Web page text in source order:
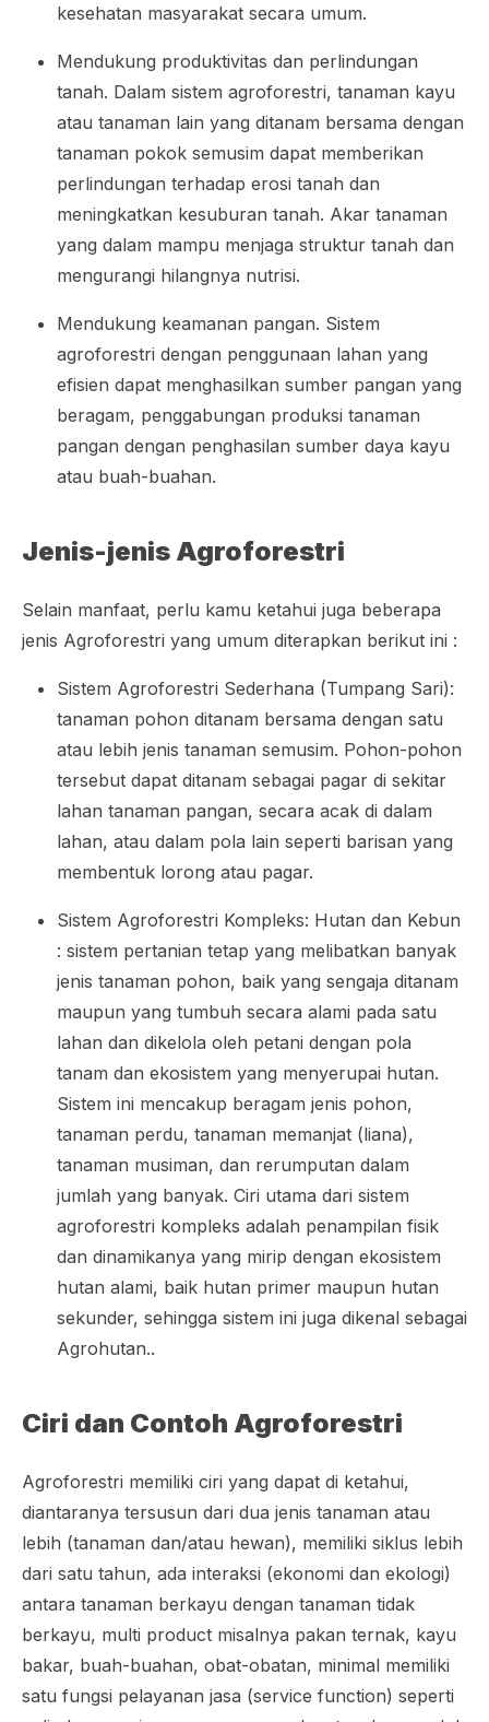
kesehatan masyarakat secara umum.
Mendukung produktivitas dan perlindungan
tanah. Dalam sistem agroforestri, tanaman kayu
atau tanaman lain yang ditanam bersama dengan
tanaman pokok semusim dapat memberikan
perlindungan terhadap erosi tanah dan
meningkatkan kesuburan tanah. Akar tanaman
yang dalam mampu menjaga struktur tanah dan
mengurangi hilangnya nutrisi.
Mendukung keamanan pangan. Sistem
agroforestri dengan penggunaan lahan yang
efisien dapat menghasilkan sumber pangan yang
beragam, penggabungan produksi tanaman
pangan dengan penghasilan sumber daya kayu
atau buah-buahan.
Jenis-jenis Agroforestri
Selain manfaat, perlu kamu ketahui juga beberapa
jenis Agroforestri yang umum diterapkan berikut ini :
Sistem Agroforestri Sederhana (Tumpang Sari):
tanaman pohon ditanam bersama dengan satu
atau lebih jenis tanaman semusim. Pohon-pohon
tersebut dapat ditanam sebagai pagar di sekitar
lahan tanaman pangan, secara acak di dalam
lahan, atau dalam pola lain seperti barisan yang
membentuk lorong atau pagar.
Sistem Agroforestri Kompleks: Hutan dan Kebun
: sistem pertanian tetap yang melibatkan banyak
jenis tanaman pohon, baik yang sengaja ditanam
maupun yang tumbuh secara alami pada satu
lahan dan dikelola oleh petani dengan pola
tanam dan ekosistem yang menyerupai hutan.
Sistem ini mencakup beragam jenis pohon,
tanaman perdu, tanaman memanjat (liana),
tanaman musiman, dan rerumputan dalam
jumlah yang banyak. Ciri utama dari sistem
agroforestri kompleks adalah penampilan fisik
dan dinamikanya yang mirip dengan ekosistem
hutan alami, baik hutan primer maupun hutan
sekunder, sehingga sistem ini juga dikenal sebagai
Agrohutan..
Ciri dan Contoh Agroforestri
Agroforestri memiliki ciri yang dapat di ketahui,
diantaranya tersusun dari dua jenis tanaman atau
lebih (tanaman dan/atau hewan), memiliki siklus lebih
dari satu tahun, ada interaksi (ekonomi dan ekologi)
antara tanaman berkayu dengan tanaman tidak
berkayu, multi product misalnya pakan ternak, kayu
bakar, buah-buahan, obat-obatan, minimal memiliki
satu fungsi pelayanan jasa (service function) seperti